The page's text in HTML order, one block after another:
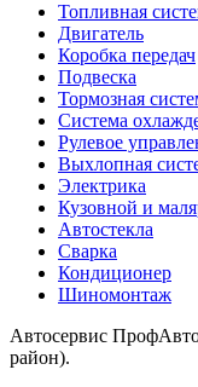
Топливная
Двигатель
Коробка передач
Подвеска
Тормозная
Система
Рулевое
Выхлопная
Электрика
Кузовной и
Автостекла
Сварка
Кондиционер
Шиномонтаж
Автосервис
район).